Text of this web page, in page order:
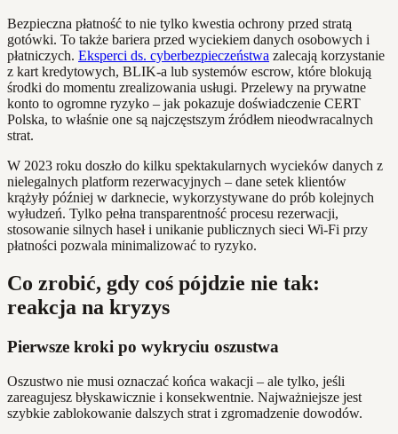
Bezpieczna płatność to nie tylko kwestia ochrony przed stratą
gotówki. To także bariera przed wyciekiem danych osobowych i
płatniczych. Eksperci ds. cyberbezpieczeństwa zalecają korzystanie
z kart kredytowych, BLIK-a lub systemów escrow, które blokują
środki do momentu zrealizowania usługi. Przelewy na prywatne
konto to ogromne ryzyko – jak pokazuje doświadczenie CERT
Polska, to właśnie one są najczęstszym źródłem nieodwracalnych
strat.
W 2023 roku doszło do kilku spektakularnych wycieków danych z
nielegalnych platform rezerwacyjnych – dane setek klientów
krążyły później w darknecie, wykorzystywane do prób kolejnych
wyłudzeń. Tylko pełna transparentność procesu rezerwacji,
stosowanie silnych haseł i unikanie publicznych sieci Wi-Fi przy
płatności pozwala minimalizować to ryzyko.
Co zrobić, gdy coś pójdzie nie tak:
reakcja na kryzys
Pierwsze kroki po wykryciu oszustwa
Oszustwo nie musi oznaczać końca wakacji – ale tylko, jeśli
zareagujesz błyskawicznie i konsekwentnie. Najważniejsze jest
szybkie zablokowanie dalszych strat i zgromadzenie dowodów.